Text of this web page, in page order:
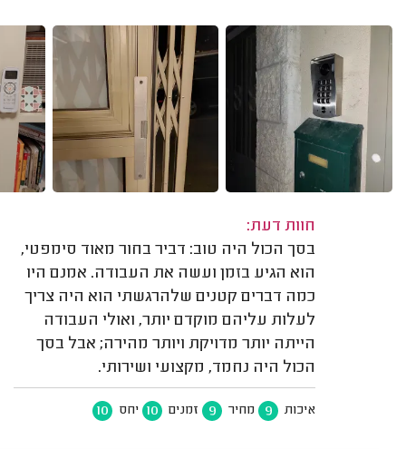
חוות דעת:
בסך הכול היה טוב: דביר בחור מאוד סימפטי,
הוא הגיע בזמן ועשה את העבודה. אמנם היו
כמה דברים קטנים שלהרגשתי הוא היה צריך
לעלות עליהם מוקדם יותר, ואולי העבודה
הייתה יותר מדויקת ויותר מהירה; אבל בסך
הכול היה נחמד, מקצועי ושירותי.
איכות 9 מחיר 9 זמנים 10 יחס 10